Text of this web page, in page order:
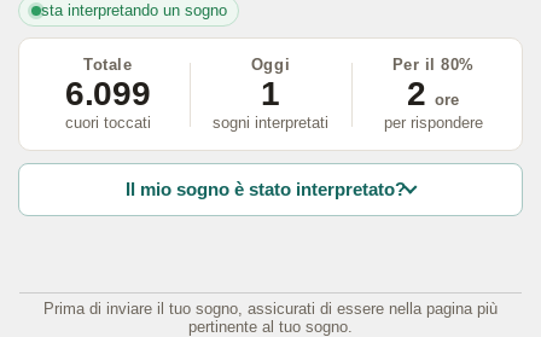
sta interpretando un sogno
Totale
6.099
cuori toccati
Oggi
1
sogni interpretati
Per il 80%
2 ore
per rispondere
Il mio sogno è stato interpretato?
Prima di inviare il tuo sogno, assicurati di essere nella pagina più
pertinente al tuo sogno.